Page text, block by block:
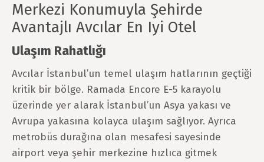
Merkezi Konumuyla Şehirde
Avantajlı Avcılar En Iyi Otel
Ulaşım Rahatlığı
Avcılar İstanbul’un temel ulaşım hatlarının geçtiği
kritik bir bölge. Ramada Encore E-5 karayolu
üzerinde yer alarak İstanbul’un Asya yakası ve
Avrupa yakasına kolayca ulaşım sağlıyor. Ayrıca
metrobüs durağına olan mesafesi sayesinde
airport veya şehir merkezine hızlıca gitmek